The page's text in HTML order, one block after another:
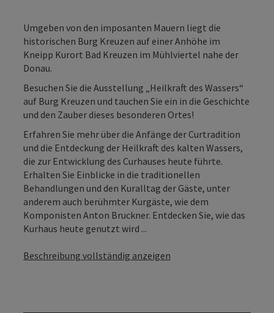
Umgeben von den imposanten Mauern liegt die
historischen Burg Kreuzen auf einer Anhöhe im
Kneipp Kurort Bad Kreuzen im Mühlviertel nahe der
Donau.
Besuchen Sie die Ausstellung „Heilkraft des Wassers“
auf Burg Kreuzen und tauchen Sie ein in die Geschichte
und den Zauber dieses besonderen Ortes!
Erfahren Sie mehr über die Anfänge der Curtradition
und die Entdeckung der Heilkraft des kalten Wassers,
die zur Entwicklung des Curhauses heute führte.
Erhalten Sie Einblicke in die traditionellen
Behandlungen und den Kuralltag der Gäste, unter
anderem auch berühmter Kurgäste, wie dem
Komponisten Anton Bruckner. Entdecken Sie, wie das
Kurhaus heute genutzt wird ...
Beschreibung vollständig anzeigen